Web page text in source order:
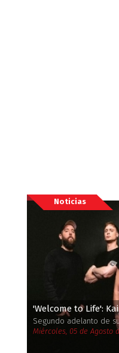
Noticias
'Welcome to Life':
Segundo adelanto de
Miércoles, 05 de Agosto